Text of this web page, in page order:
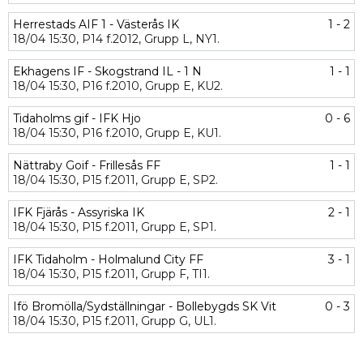
Herrestads AIF 1 - Västerås IK
1 - 2
18/04 15:30, P14 f.2012, Grupp L, NY1.
Ekhagens IF - Skogstrand IL - 1 N
1 - 1
18/04 15:30, P16 f.2010, Grupp E, KU2.
Tidaholms gif - IFK Hjo
0 - 6
18/04 15:30, P16 f.2010, Grupp E, KU1.
Nättraby Goif - Frillesås FF
1 - 1
18/04 15:30, P15 f.2011, Grupp E, SP2.
IFK Fjärås - Assyriska IK
2 - 1
18/04 15:30, P15 f.2011, Grupp E, SP1.
IFK Tidaholm - Holmalund City FF
3 - 1
18/04 15:30, P15 f.2011, Grupp F, TI1.
Ifö Bromölla/Sydställningar - Bollebygds SK Vit
0 - 3
18/04 15:30, P15 f.2011, Grupp G, UL1.